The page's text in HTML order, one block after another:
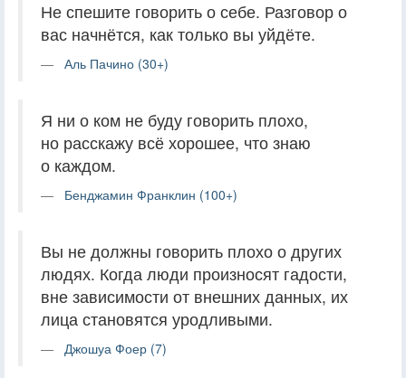
Не спешите говорить о себе. Разговор о
вас начнётся, как только вы уйдёте.
Аль Пачино (30+)
Я ни о ком не буду говорить плохо,
но расскажу всё хорошее, что знаю
о каждом.
Бенджамин Франклин (100+)
Вы не должны говорить плохо о других
людях. Когда люди произносят гадости,
вне зависимости от внешних данных, их
лица становятся уродливыми.
Джошуа Фоер (7)